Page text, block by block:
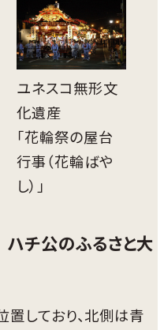
ユネスコ無形文
化遺産
「花輪祭の屋台
行事（花輪ばや
し）」
チ公のふるさと大
しており、北側は青